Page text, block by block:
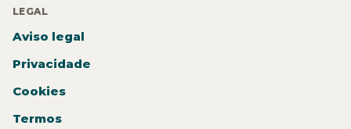
LEGAL
Aviso legal
Privacidade
Cookies
Termos